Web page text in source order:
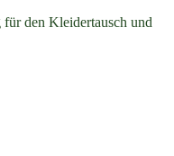
den Kleidertausch und